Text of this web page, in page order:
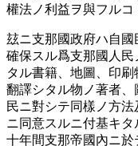
權法ノ利益ヲ與フル
玆ニ支那國政府ハ自
確保スル爲支那國人
タル書籍、地圖、印
翻󠄁譯シタル物ノ著󠄁者、
民ニ對シテ同樣ノ方
ニ同意スルニ付基キ
十年間支那帝國內ニ於